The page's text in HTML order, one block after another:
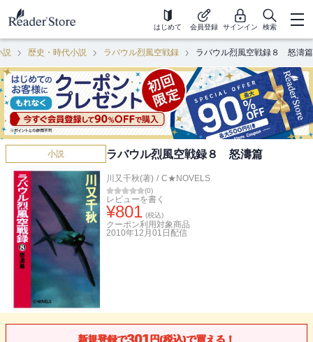
はじめて 会員登録 サインイン 検索
説 歴史・時代小説 ラバウル烈風空戦録 ラバウル烈風空戦録８ 怒濤篇
小説 ラバウル烈風空戦録８ 怒濤篇
川又千秋(著) / C★NOVELS
(0)
レビューを書く
¥801 (税込)
クーポン利用対象商品
2010年12月01日 配信
新規登録で 円(税込)で買える！